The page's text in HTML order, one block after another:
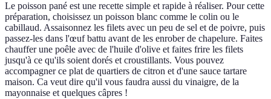
Le poisson pané est une recette simple et rapide à réaliser. Pour cette
préparation, choisissez un poisson blanc comme le colin ou le
cabillaud. Assaisonnez les filets avec un peu de sel et de poivre, puis
passez-les dans l'œuf battu avant de les enrober de chapelure. Faites
chauffer une poêle avec de l'huile d'olive et faites frire les filets
jusqu'à ce qu'ils soient dorés et croustillants. Vous pouvez
accompagner ce plat de quartiers de citron et d'une sauce tartare
maison. Ca veut dire qu'il vous faudra aussi du vinaigre, de la
mayonnaise et quelques câpres !